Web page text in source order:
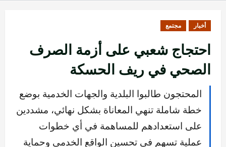
أخبار مجتمع
احتجاج شعبي على أزمة الصرف
الصحي في ريف الحسكة
المحتجون طالبوا البلدية والجهات الخدمية بوضع
خطة شاملة تنهي المعاناة بشكل نهائي، مشددين
على استعدادهم للمساهمة في أي خطوات
عملية تسهم في تحسين الواقع الخدمي وحماية